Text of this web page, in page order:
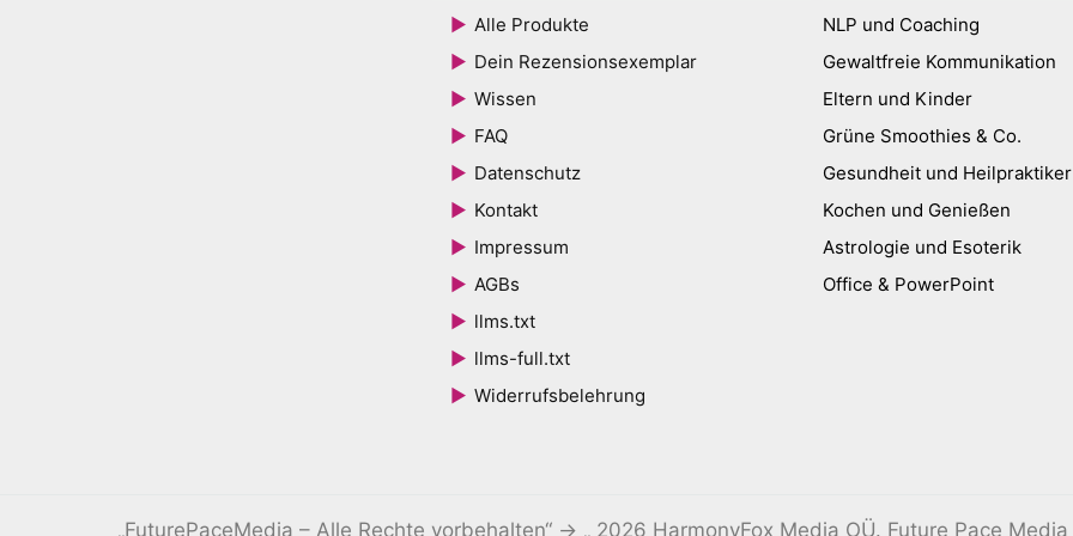
Alle Produkte
Dein Rezensionsexemplar
Wissen
FAQ
Datenschutz
Kontakt
Impressum
AGBs
llms.txt
llms-full.txt
Widerrufsbelehrung
NLP und Coaching
Gewaltfreie Kommunikation
Eltern und Kinder
Grüne Smoothies & Co.
Gesundheit und Heilpraktiker
Kochen und Genießen
Astrologie und Esoterik
Office & PowerPoint
„FuturePaceMedia – Alle Rechte vorbehalten“ → „ 2026 HarmonyFox Media OÜ. Future Pace